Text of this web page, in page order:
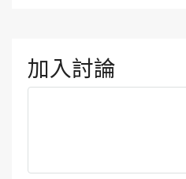
加入討論